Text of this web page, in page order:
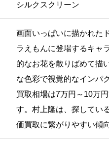
シルクスクリーン
画面いっぱいに描かれた
ラえもんに登場するキャ
的なお花を散りばめて描
な色彩で視覚的なインパ
買取相場は7万円～10万
す。村上隆は、探してい
価買取に繋がりやすい傾